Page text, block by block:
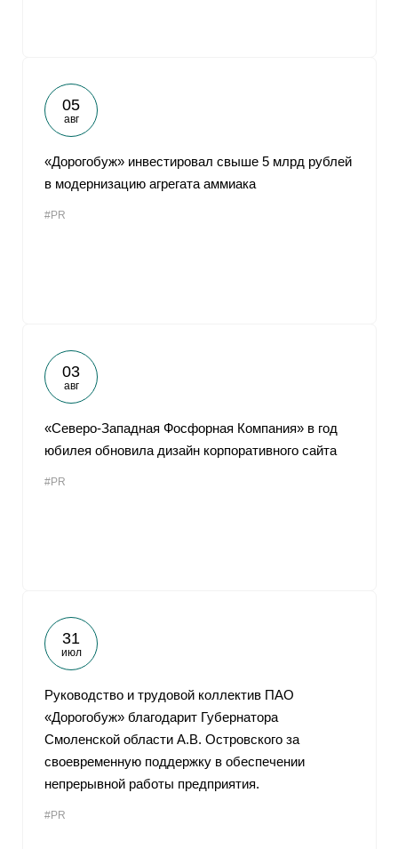
05
авг
«Дорогобуж» инвестировал свыше 5 млрд рублей
в модернизацию агрегата аммиака
#PR
03
авг
«Северо-Западная Фосфорная Компания» в год
юбилея обновила дизайн корпоративного сайта
#PR
31
июл
Руководство и трудовой коллектив ПАО
«Дорогобуж» благодарит Губернатора
Смоленской области А.В. Островского за
своевременную поддержку в обеспечении
непрерывной работы предприятия.
#PR